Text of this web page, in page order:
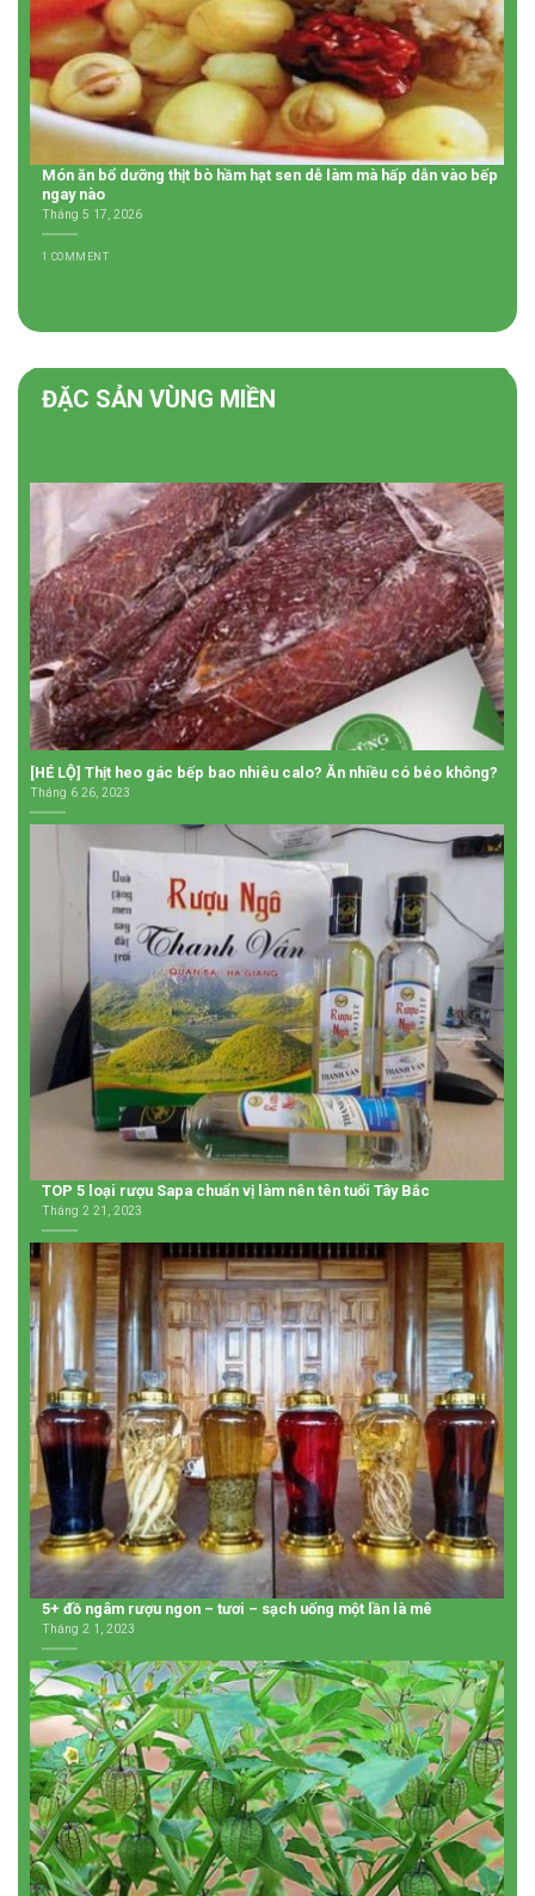
Món ăn bổ dưỡng thịt bò hầm hạt sen dễ làm mà hấp dẫn vào bếp
ngay nào
Tháng 5 17, 2026
1 COMMENT
ĐẶC SẢN VÙNG MIỀN
[HÉ LỘ] Thịt heo gác bếp bao nhiêu calo? Ăn nhiều có béo không?
Tháng 6 26, 2023
TOP 5 loại rượu Sapa chuẩn vị làm nên tên tuổi Tây Bắc
Tháng 2 21, 2023
5+ đồ ngâm rượu ngon – tươi – sạch uống một lần là mê
Tháng 2 1, 2023